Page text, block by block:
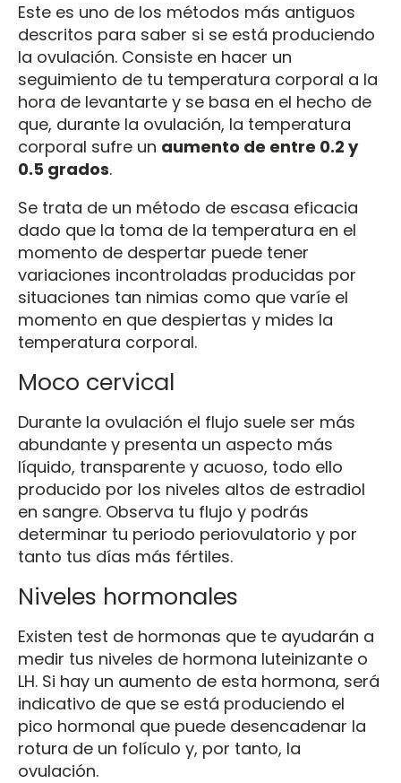
Este es uno de los métodos más antiguos
descritos para saber si se está produciendo
la ovulación. Consiste en hacer un
seguimiento de tu temperatura corporal a la
hora de levantarte y se basa en el hecho de
que, durante la ovulación, la temperatura
corporal sufre un aumento de entre 0.2 y
0.5 grados.
Se trata de un método de escasa eficacia
dado que la toma de la temperatura en el
momento de despertar puede tener
variaciones incontroladas producidas por
situaciones tan nimias como que varíe el
momento en que despiertas y mides la
temperatura corporal.
Moco cervical
Durante la ovulación el flujo suele ser más
abundante y presenta un aspecto más
líquido, transparente y acuoso, todo ello
producido por los niveles altos de estradiol
en sangre. Observa tu flujo y podrás
determinar tu periodo periovulatorio y por
tanto tus días más fértiles.
Niveles hormonales
Existen test de hormonas que te ayudarán a
medir tus niveles de hormona luteinizante o
LH. Si hay un aumento de esta hormona, será
indicativo de que se está produciendo el
pico hormonal que puede desencadenar la
rotura de un folículo y, por tanto, la
ovulación.